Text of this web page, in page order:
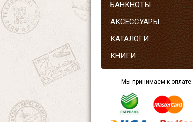
БАНКНОТЫ
АКСЕССУАРЫ
КАТАЛОГИ
КНИГИ
Мы принимаем к оплате: